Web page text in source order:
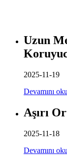
Uzun
2025-11-19
Devamını oku
Aşırı
2025-11-18
Devamını oku